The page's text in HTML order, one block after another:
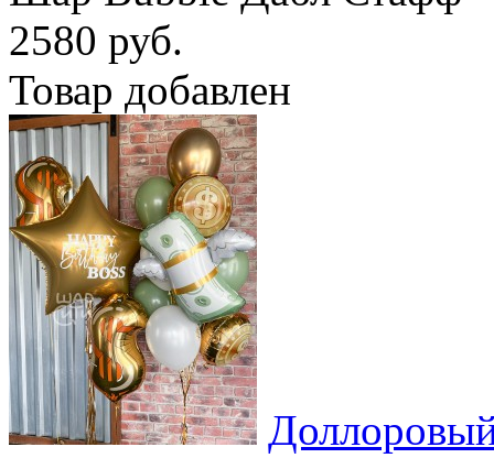
2580 руб.
Товар добавлен